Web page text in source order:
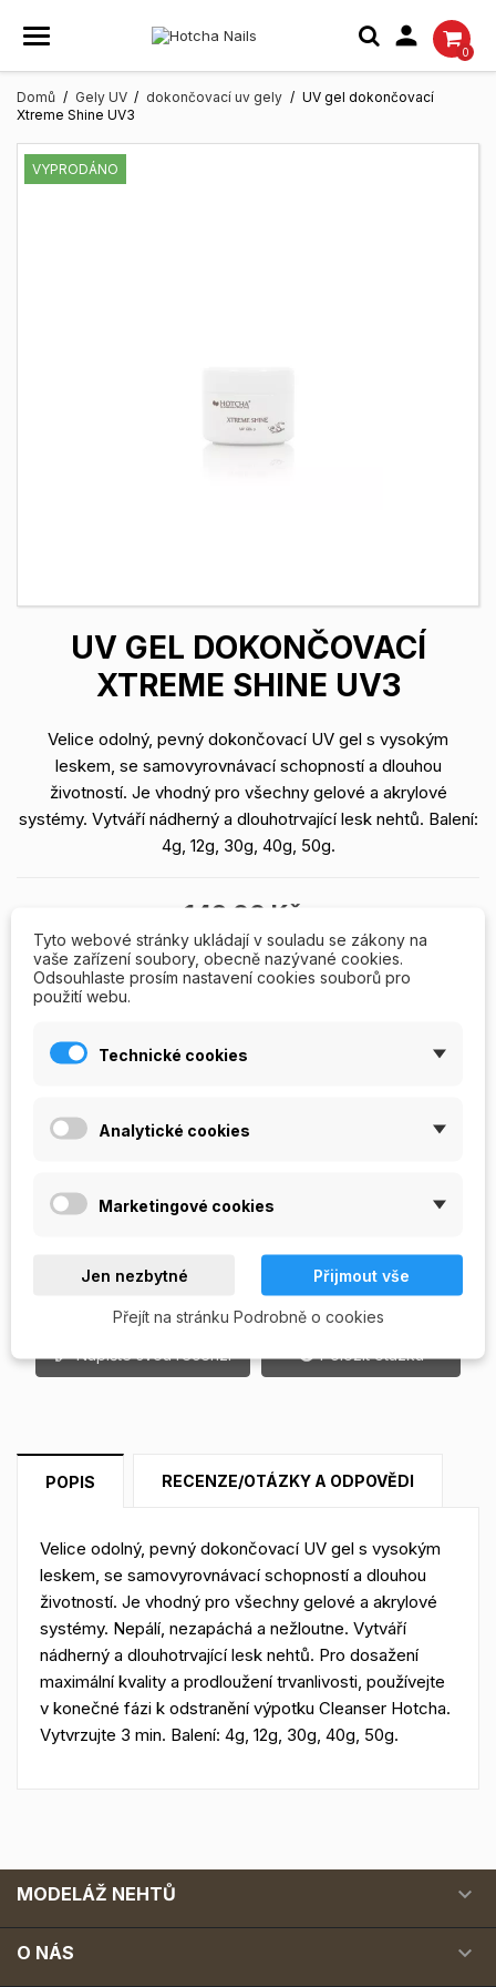

0
Domů Gely UV dokončovací uv gely
UV gel dokončovací
Xtreme Shine UV3
VYPRODÁNO
UV GEL DOKONČOVACÍ
XTREME SHINE UV3
Velice odolný, pevný dokončovací UV gel s vysokým
leskem, se samovyrovnávací schopností a dlouhou
životností. Je vhodný pro všechny gelové a akrylové
systémy. Vytváří nádherný a dlouhotrvající lesk nehtů. Balení:
4g, 12g, 30g, 40g, 50g.
149,00 Kč
Balení: 4g
Napište svou recenzi Položit otázku
POPIS RECENZE/OTÁZKY A ODPOVĚDI
Velice odolný, pevný dokončovací UV gel s vysokým
leskem, se samovyrovnávací schopností a dlouhou
životností. Je vhodný pro všechny gelové a akrylové
systémy. Nepálí, nezapáchá a nežloutne. Vytváří
nádherný a dlouhotrvající lesk nehtů. Pro dosažení
maximální kvality a prodloužení trvanlivosti, používejte
v konečné fázi k odstranění výpotku Cleanser Hotcha.
Vytvrzujte 3 min. Balení: 4g, 12g, 30g, 40g, 50g.
MODELÁŽ NEHTŮ 
O NÁS 
Tyto webové stránky ukládají v souladu se zákony na
vaše zařízení soubory, obecně nazývané cookies.
Odsouhlaste prosím nastavení cookies souborů pro
použití webu.
Technické cookies
Analytické cookies
Marketingové cookies
Jen nezbytné Přijmout vše
Přejít na stránku Podrobně o cookies